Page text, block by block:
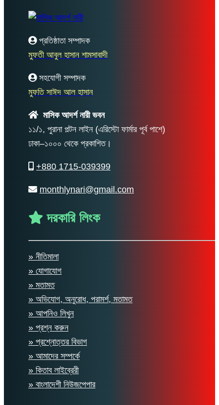
প্রতিষ্ঠাতা সম্পাদক
মুফতী আবুল হাসান শামসাবাদী
সহযোগী সম্পাদক
মুফতি সাঈদ আল হাসান
মাসিক আদর্শ নারী ভবন
১১/১, পুরানা পল্টন লাইন (এরিস্টো ফার্মার পূর্ব পাশে)
ঢাকা–১০০০ থেকে প্রকাশিত।
+880 1715-039399
monthlynari@gmail.com
দরকারি লিংক
» নীতিমালা
» যোগাযোগ
» মতামত
» অভিযোগ, অনুরোধ, পরামর্শ, মতামত
» আপনিও লিখুন
» প্রশ্ন করুন
» প্রশ্নোত্তর বিভাগ
» আমাদের সম্পর্কে
» কিতাব লাইব্রেরী
» বাংলাদেশী নিউজপেপার